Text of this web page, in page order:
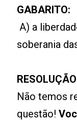
GABARITO:
A) a
soberania
Não temos
questão!